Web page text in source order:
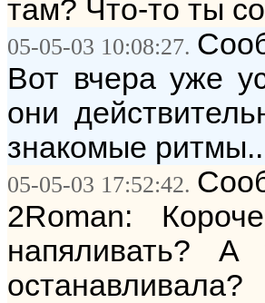
там? Что-то ты
05-05-03 10:08:27.
Вот вчера уже
они
знакомые ритмы..
05-05-03 17:52:42.
2Roman:
напяливать?
останавливала?